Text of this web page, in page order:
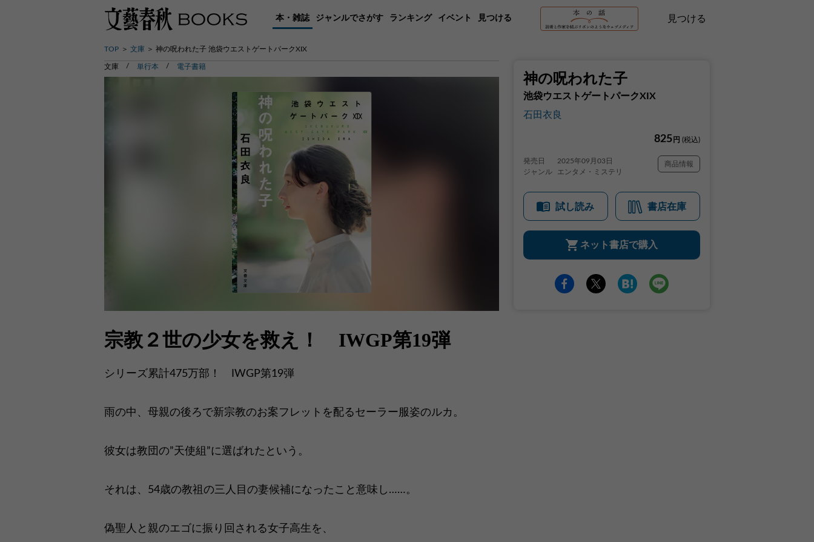
本・雑誌 ジャンルでさがす ランキング イベント 見つける 見つける
TOP 文庫 神の呪われた子 池袋ウエストゲートパークXIX
神の呪われた子
池袋ウエストゲートパークXIX
石田衣良
825 円 (税込)
発売日
2025年09月03日
ジャンル
エンタメ・ミステリ
商品情報
試し読み 書店在庫
ネット書店で購入
文庫 単行本 電子書籍
宗教２世の少女を救え！ IWGP第19弾
シリーズ累計475万部！ IWGP第19弾
雨の中、母親の後ろで新宗教のお案フレットを配るセーラー服姿のルカ。
彼女は教団の”天使組”に選ばれたという。
それは、54歳の教祖の三人目の妻候補になったこと意味し……。
偽聖人と親のエゴに振り回される女子高生を、